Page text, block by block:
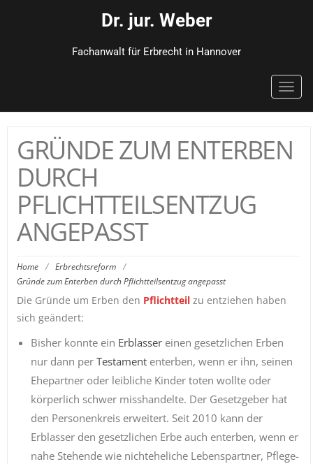
Dr. jur. Weber
Fachanwalt für Erbrecht in Hannover
GRÜNDE ZUM ENTERBEN
DURCH
PFLICHTTEILSENTZUG
ANGEPASST
Home / Erbrechtsreform /
Gründe zum Enterben durch Pflichtteilsentzug angepasst
Die Gründe um Erben den Pflichtteilzu entziehen haben
sich geändert:
Bisher konnte ein Erblassereinen gesetzlichen Erben
nur dann per Testamententerben, wenn er ihn, seinen
Ehepartner oder leibliche Kinder toten wollte oder
körperlich schwer misshandelte. Der Gesetzgeber hat
den Personenkreis erweitert. Seit 2010 kann der
Erblasser den gesetzlichen Erbe auch enterben, wenn er
nahe Stehende wie nichteheliche Lebenspartner, Pflege-